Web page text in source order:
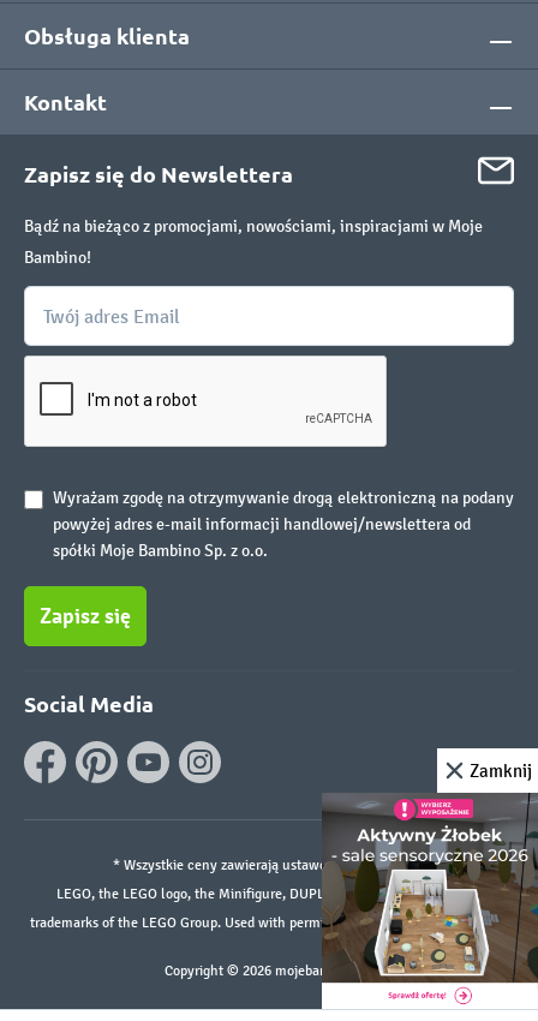
Obsługa klienta
Kontakt
Zapisz się do Newslettera
Bądź na bieżąco z promocjami, nowościami, inspiracjami w Moje
Bambino!
Wyrażam zgodę na otrzymywanie drogą elektroniczną na podany
powyżej adres e-mail informacji handlowej/newslettera od
spółki Moje Bambino Sp. z o.o.
Zapisz się
Social Media
* Wszystkie ceny zawierają ustawowy podatek VAT.
LEGO, the LEGO logo, the Minifigure, DUPLO, and the SPIKE logo are
trademarks of the LEGO Group. Used with permission. ©2026 The LEGO Group
Copyright © 2026 mojebambino.pl
Zamknij